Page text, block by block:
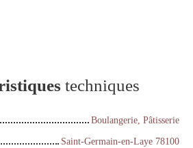
techniques
Boulangerie, Pâtisserie
Saint-Germain-en-Laye 78100